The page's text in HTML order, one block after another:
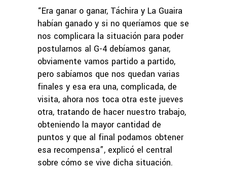
“Era ganar o ganar, Táchira y La Guaira
habían ganado y si no queríamos que se
nos complicara la situación para poder
postularnos al G-4 debíamos ganar,
obviamente vamos partido a partido,
pero sabíamos que nos quedan varias
finales y esa era una, complicada, de
visita, ahora nos toca otra este jueves
otra, tratando de hacer nuestro trabajo,
obteniendo la mayor cantidad de
puntos y que al final podamos obtener
esa recompensa”, explicó el central
sobre cómo se vive dicha situación.